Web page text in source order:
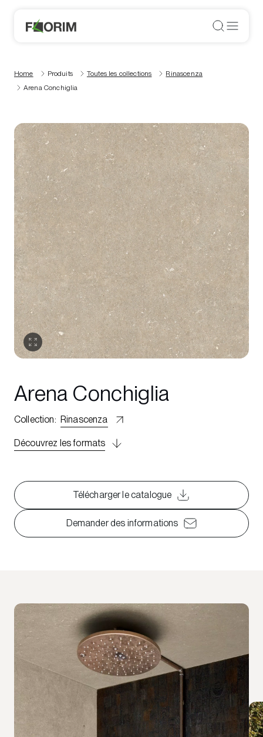
Home Produits Toutes les collections
Rinascenza
Arena Conchiglia
Arena Conchiglia
Collection: Rinascenza
Découvrez les formats
Télécharger le catalogue
Demander des informations